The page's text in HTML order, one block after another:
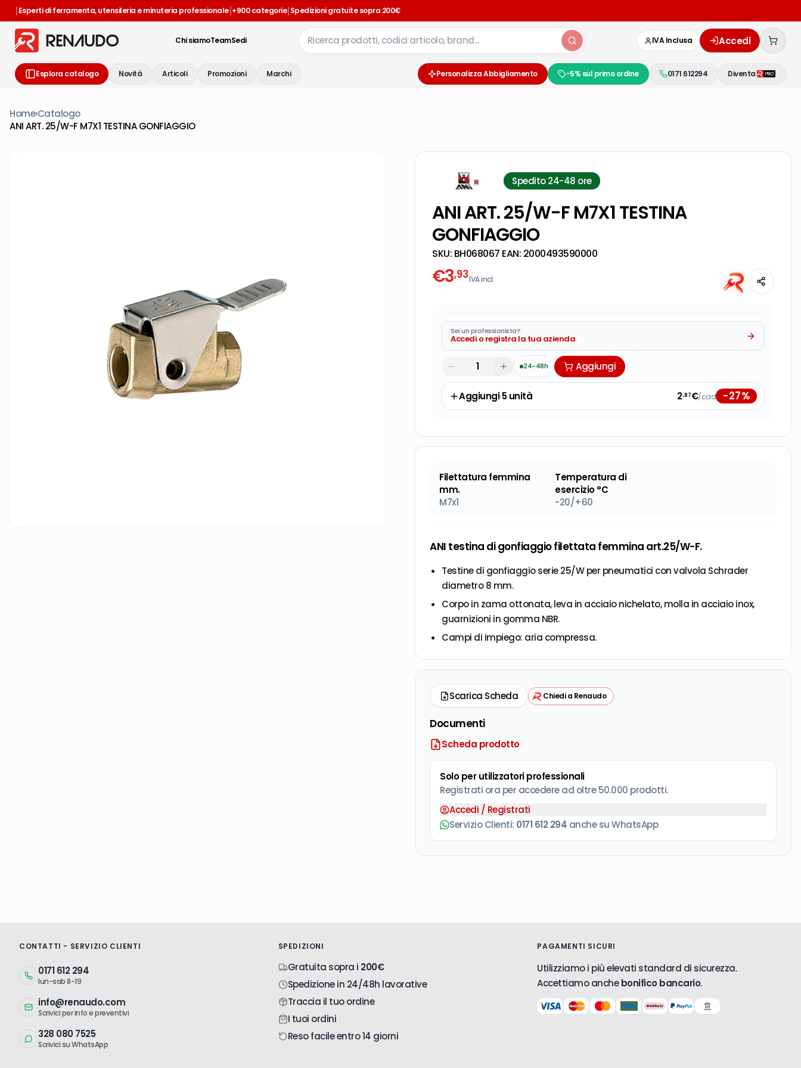
|Esperti di ferramenta, utensileria e minuteria professionale|+900 categorie|Spedizioni gratuite sopra 200€
Chi siamoTeamSedi IVA Inclusa Accedi
Esplora catalogo Novità Articoli Promozioni Marchi Personalizza Abbigliamento -5% sul primo ordine 0171 612294 Diventa
Home›Catalogo
ANI ART. 25/W-F M7X1 TESTINA GONFIAGGIO
Spedito 24-48 ore
ANI ART. 25/W-F M7X1 TESTINA
GONFIAGGIO
SKU: BH068067 EAN: 2000493590000
€3,93IVA incl.
Sei un professionista?
Accedi o registra la tua azienda
24-48h Aggiungi
Aggiungi5unità 2,87€/cad -27%
Filettatura femmina
mm.
M7x1
Temperatura di
esercizio °C
-20/+60
ANI testina di gonfiaggio filettata femmina art.25/W-F.
Testine di gonfiaggio serie 25/W per pneumatici con valvola Schrader
diametro 8 mm.
Corpo in zama ottonata, leva in acciaio nichelato, molla in acciaio inox,
guarnizioni in gomma NBR.
Campi di impiego: aria compressa.
Scarica Scheda Chiedi a Renaudo
Documenti
Scheda prodotto
Solo per utilizzatori professionali
Registrati ora per accedere ad oltre 50.000 prodotti.
Accedi / Registrati
Servizio Clienti: 0171 612 294 anche su WhatsApp
CONTATTI - SERVIZIO CLIENTI
0171 612 294
lun-sab 8-19
info@renaudo.com
Scrivici per info e preventivi
328 080 7525
Scrivici su WhatsApp
SPEDIZIONI
Gratuita sopra i 200€
Spedizione in 24/48h lavorative
Traccia il tuo ordine
I tuoi ordini
Reso facile entro 14 giorni
PAGAMENTI SICURI
Utilizziamo i più elevati standard di sicurezza.
Accettiamo anchebonifico bancario.